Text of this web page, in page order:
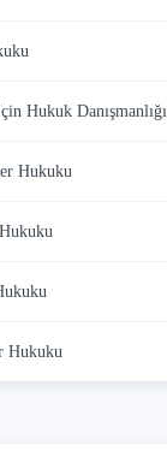
Hukuk Danışmanlığı
Hukuku
Hukuku